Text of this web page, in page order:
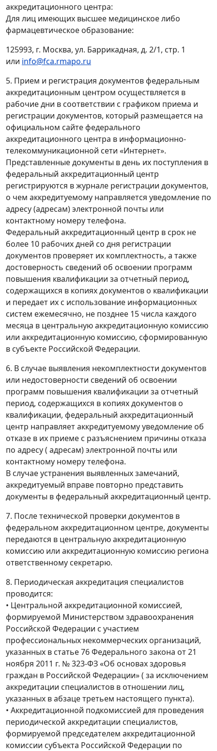
аккредитационного центра:
Для лиц имеющих высшее медицинское либо
фармацевтическое образование:
125993, г. Москва, ул. Баррикадная, д. 2/1, стр. 1
или info@fca.rmapo.ru
5. Прием и регистрация документов федеральным
аккредитационным центром осуществляется в
рабочие дни в соответствии с графиком приема и
регистрации документов, который размещается на
официальном сайте федерального
аккредитационного центра в информационно-
телекоммуникационной сети «Интернет».
Представленные документы в день их поступления в
федеральный аккредитационный центр
регистрируются в журнале регистрации документов,
о чем аккредитуемому направляется уведомление по
адресу (адресам) электронной почты или
контактному номеру телефона.
Федеральный аккредитационный центр в срок не
более 10 рабочих дней со дня регистрации
документов проверяет их комплектность, а также
достоверность сведений об освоении программ
повышения квалификации за отчетный период,
содержащихся в копиях документов о квалификации
и передает их с использование информационных
систем ежемесячно, не позднее 15 числа каждого
месяца в центральную аккредитационную комиссию
или аккредитационную комиссию, сформированную
в субъекте Российской Федерации.
6. В случае выявления некомплектности документов
или недостоверности сведений об освоении
программ повышения квалификации за отчетный
период, содержащихся в копиях документов о
квалификации, федеральный аккредитационный
центр направляет аккредитуемому уведомление об
отказе в их приеме с разъяснением причины отказа
по адресу ( адресам) электронной почты или
контактному номеру телефона.
В случае устранения выявленных замечаний,
аккредитуемый вправе повторно представить
документы в федеральный аккредитационный центр.
7. После технической проверки документов в
федеральном аккредитационном центре, документы
передаются в центральную аккредитационную
комиссию или аккредитационную комиссию региона
ответственному секретарю.
8. Периодическая аккредитация специалистов
проводится:
• Центральной аккредитационной комиссией,
формируемой Министерством здравоохранения
Российской Федерации с участием
профессиональных некоммерческих организаций,
указанных в статье 76 Федерального закона от 21
ноября 2011 г. № 323-ФЗ «Об основах здоровья
граждан в Российской Федерации» ( за исключением
аккредитации специалистов в отношении лиц,
указанных в абзаце третьем настоящего пункта).
• Аккредитационной подкомиссией для проведения
периодической аккредитации специалистов,
формируемой председателем аккредитационной
комиссии субъекта Российской Федерации по